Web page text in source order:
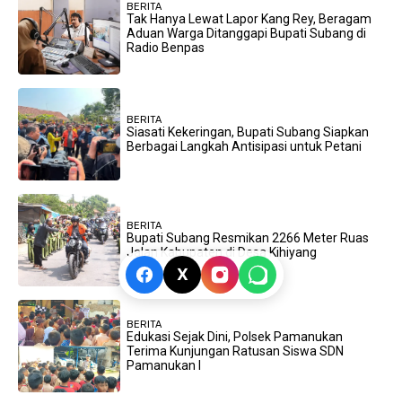
BERITA
Tak Hanya Lewat Lapor Kang Rey, Beragam
Aduan Warga Ditanggapi Bupati Subang di
Radio Benpas
BERITA
Siasati Kekeringan, Bupati Subang Siapkan
Berbagai Langkah Antisipasi untuk Petani
BERITA
Bupati Subang Resmikan 2266 Meter Ruas
Jalan Kabupaten di Desa Kihiyang
BERITA
Edukasi Sejak Dini, Polsek Pamanukan
Terima Kunjungan Ratusan Siswa SDN
Pamanukan I
X